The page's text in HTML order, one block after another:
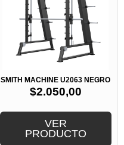
SMITH MACHINE U2063 NEGRO
$2.050,00
VER
PRODUCTO